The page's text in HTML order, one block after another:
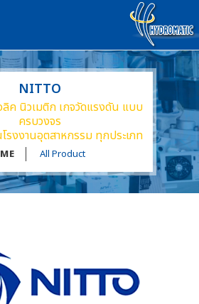
NITTO
ค นิวเมติก เกจวัดแรงดัน แบบ
ครบวงจร
รงงานอุตสาหกรรม ทุกประเภท
All Product